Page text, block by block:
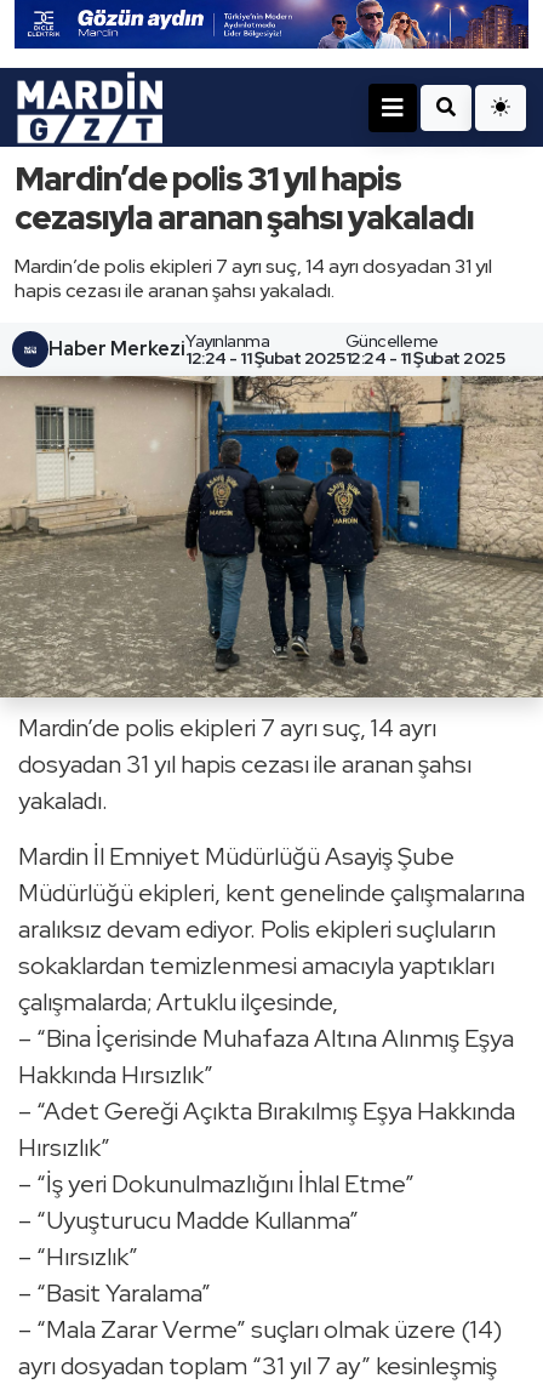
Mardin’de polis 31 yıl hapis
cezasıyla aranan şahsı yakaladı
Mardin’de polis ekipleri 7 ayrı suç, 14 ayrı dosyadan 31 yıl
hapis cezası ile aranan şahsı yakaladı.
Haber MerkeziYayınlanma
12:24 - 11 Şubat 2025
Güncelleme
12:24 - 11 Şubat 2025
Mardin’de polis ekipleri 7 ayrı suç, 14 ayrı
dosyadan 31 yıl hapis cezası ile aranan şahsı
yakaladı.
Mardin İl Emniyet Müdürlüğü Asayiş Şube
Müdürlüğü ekipleri, kent genelinde çalışmalarına
aralıksız devam ediyor. Polis ekipleri suçluların
sokaklardan temizlenmesi amacıyla yaptıkları
çalışmalarda; Artuklu ilçesinde,
– “Bina İçerisinde Muhafaza Altına Alınmış Eşya
Hakkında Hırsızlık”
– “Adet Gereği Açıkta Bırakılmış Eşya Hakkında
Hırsızlık”
– “İş yeri Dokunulmazlığını İhlal Etme”
– “Uyuşturucu Madde Kullanma”
– “Hırsızlık”
– “Basit Yaralama”
– “Mala Zarar Verme” suçları olmak üzere (14)
ayrı dosyadan toplam “31 yıl 7 ay” kesinleşmiş